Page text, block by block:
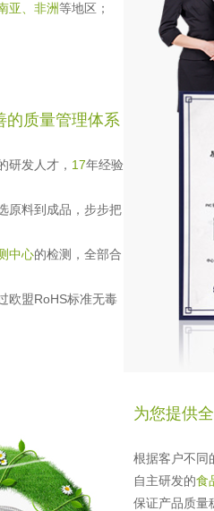
亚、非洲等地区；
的质量管理体系
研发人才， 17年经验
原料到成品，步步把
中心的检测，全部合
欧盟RoHS标准无毒
为您提供
根据客户不同
自主研发的食
保证产品质量